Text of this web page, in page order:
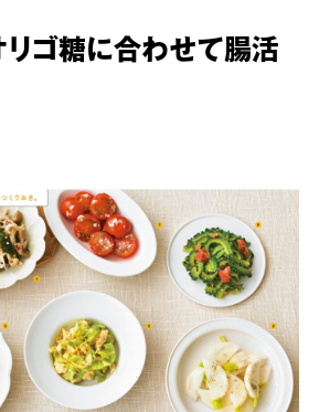
ゴ糖に合わせて腸活